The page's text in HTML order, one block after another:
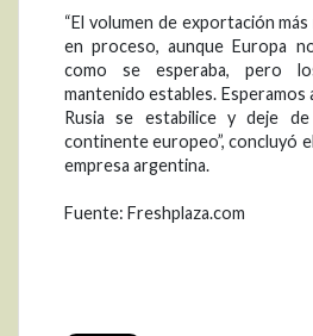
“El volumen de exportación
en proceso, aunque Europa
como se esperaba, pero
mantenido estables. Esperamos
Rusia se estabilice y deje
continente europeo”, concluyó
empresa argentina.
Fuente: Freshplaza.com